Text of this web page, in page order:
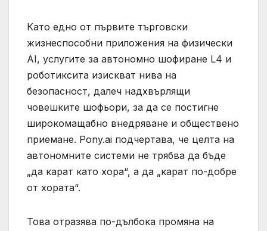
Като едно от първите търговски
жизнеспособни приложения на физически
AI, услугите за автономно шофиране L4 и
роботиксита изискват нива на
безопасност, далеч надхвърлящи
човешките шофьори, за да се постигне
широкомащабно внедряване и обществено
приемане. Pony.ai подчертава, че целта на
автономните системи не трябва да бъде
„да карат като хора“, а да „карат по-добре
от хората“.
Това отразява по-дълбока промяна на